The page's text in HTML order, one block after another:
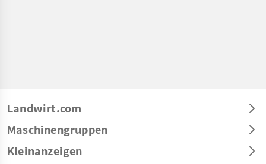
Landwirt.com
Maschinengruppen
Kleinanzeigen